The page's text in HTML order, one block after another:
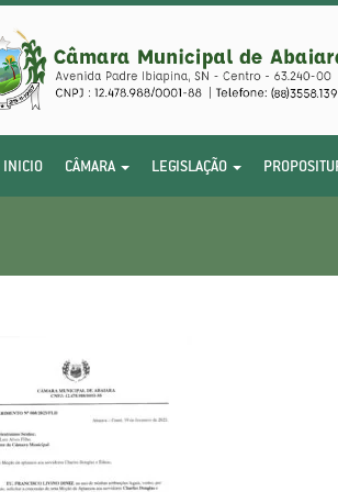
INICIO CÂMARA LEGISLAÇÃO